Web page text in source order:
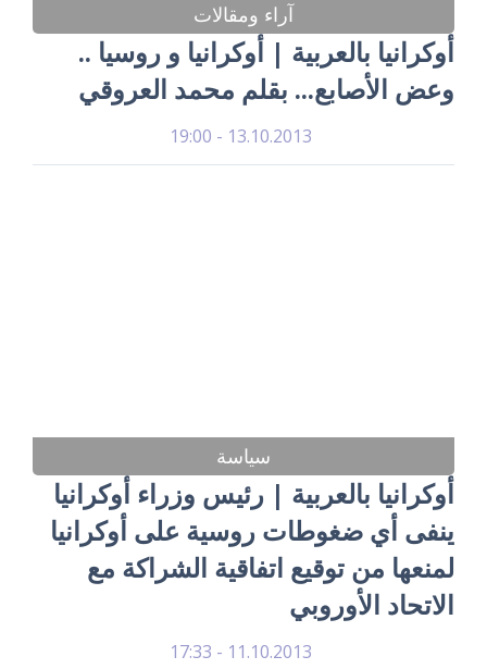
آراء ومقالات
أوكرانيا بالعربية | أوكرانيا و روسيا ..
وعض الأصابع... بقلم محمد العروقي
13.10.2013 - 19:00
سياسة
أوكرانيا بالعربية | رئيس وزراء أوكرانيا
ينفى أي ضغوطات روسية على أوكرانيا
لمنعها من توقيع اتفاقية الشراكة مع
الاتحاد الأوروبي
11.10.2013 - 17:33